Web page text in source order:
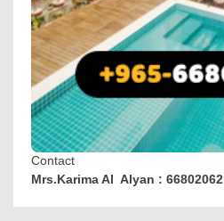
Contact
Mrs.Karima Al Alyan : 66802062